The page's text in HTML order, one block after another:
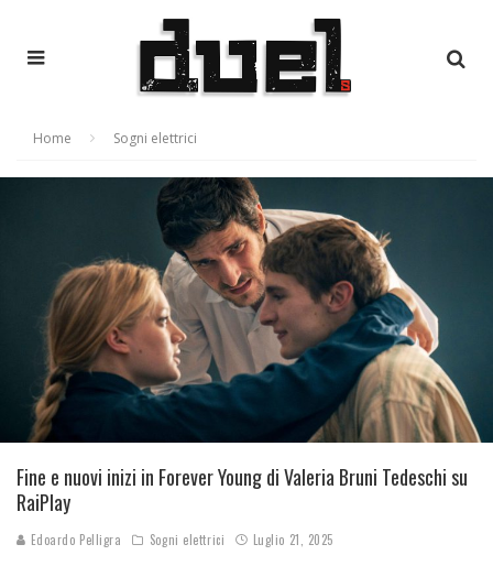
Home Sogni elettrici
Fine e nuovi inizi in Forever Young di Valeria Bruni Tedeschi su
RaiPlay
Edoardo Pelligra Sogni elettrici Luglio 21, 2025